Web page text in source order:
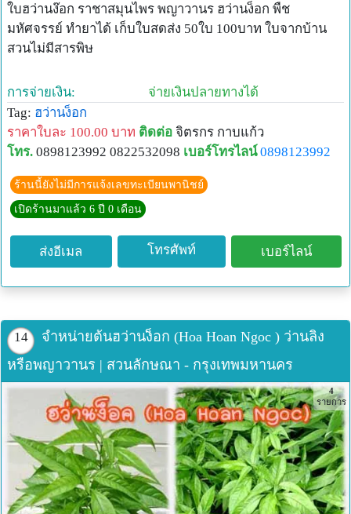
ใบฮว่านง๊อก ราชาสมุนไพร พญาวานร ฮว่านง็อก พืช
มหัศจรรย์ ทำยาได้ เก็บใบสดส่ง 50ใบ 100บาท ใบจากบ้าน
สวนไม่มีสารพิษ
การจ่ายเงิน:
จ่ายเงินปลายทางได้
Tag: ฮว่านง็อก
ราคาใบละ 100.00 บาท ติดต่อ จิตรกร กาบแก้ว
โทร. 0898123992 0822532098 เบอร์โทรไลน์ 0898123992
ร้านนี้ยังไม่มีการแจ้งเลขทะเบียนพานิชย์
เปิดร้านมาแล้ว 6 ปี 0 เดือน
ส่งอีเมล โทรศัพท์ เบอร์ไลน์
14
จำหน่ายต้นฮว่านง็อก (Hoa Hoan Ngoc ) ว่านลิง
หรือพญาวานร | สวนลักษณา - กรุงเทพมหานคร
4
รายการ